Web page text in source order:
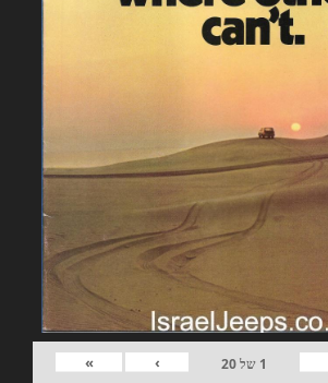
1 של20
›
»